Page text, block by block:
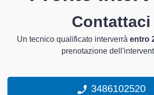
Contattaci
Un tecnico qualificato interverrà entro
prenotazione
3486102520